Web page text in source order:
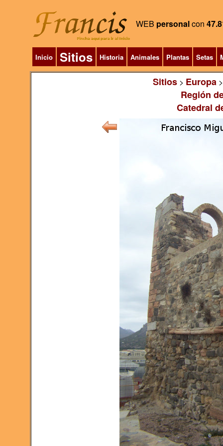
WEB personalcon
Inicio Sitios Historia Animales Plantas Setas
Sitios> Europa
Región
Catedral